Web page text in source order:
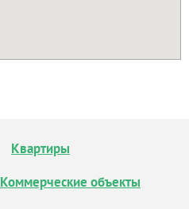
Квартиры
Коммерческие объекты